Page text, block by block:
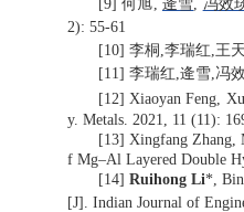
[9]何旭 逄雪
冯效
2): 55-61
[10] 李桐 李瑞红 王
[11] 李瑞红 逄雪 冯
[12] Xiaoyan Feng,
y. Metals. 2021, 11 (11):
[13] Xingfang Zhang,
f Mg–Al Layered Double
[14]Ruihong Li*, Bin
[J]. Indian Journal of